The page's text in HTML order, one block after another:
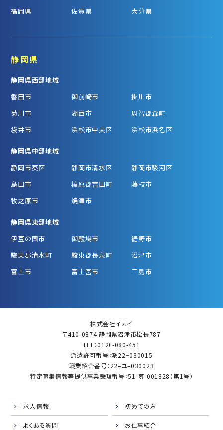
福岡県
佐賀県 大分県
静岡県
静岡県西部地域
磐田市
御前崎市
掛川市
菊川市
湖西市
周智郡森町
袋井市
浜松市中央区 浜松市浜名区
静岡県中部地域
静岡市葵区
静岡市清水区
静岡市駿河区
島田市
榛原郡吉田町
藤枝市
牧之原市
焼津市
静岡県東部地域
伊豆の国市
御殿場市
裾野市
駿東郡清水町
駿東郡長泉町
沼津市
富士市
富士宮市 三島市
株式会社イカイ
〒410-0874 静岡県沼津市松長787
TEL：0120-080-451
派遣許可番号：派22−030015
職業紹介番号：22–ユ–030023
特定募集情報等提供事業受理番号：51-募-001828（第1号）
求人情報 初めての方
よくある質問 お仕事紹介